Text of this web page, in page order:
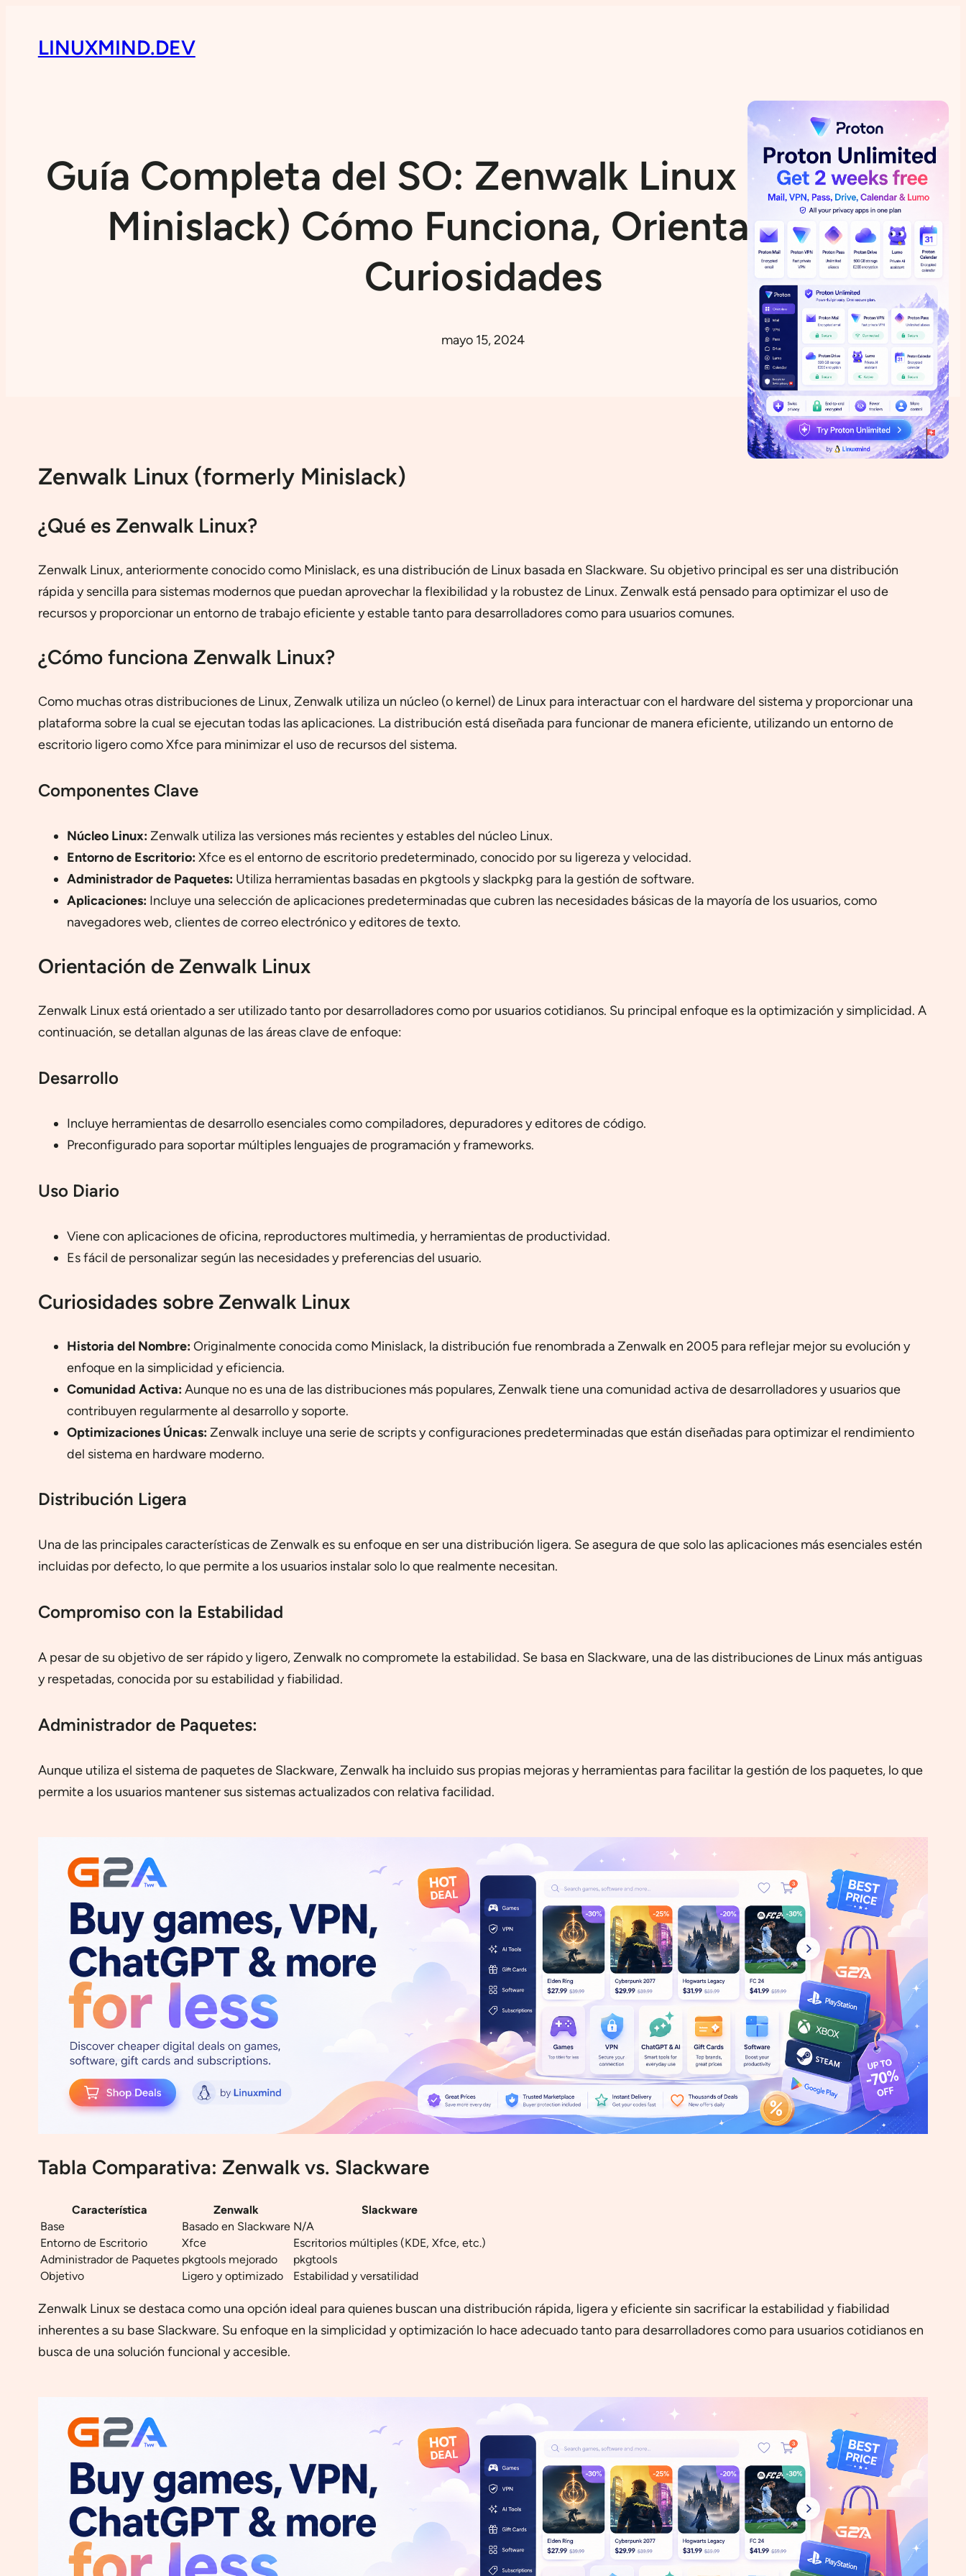
LINUXMIND.DEV
Guía Completa del SO: Zenwalk Linux (formerly
Minislack) Cómo Funciona, Orientación y
Curiosidades
mayo 15, 2024
Zenwalk Linux (formerly Minislack)
¿Qué es Zenwalk Linux?
Zenwalk Linux, anteriormente conocido como Minislack, es una distribución de Linux basada en Slackware. Su objetivo principal es ser una distribución
rápida y sencilla para sistemas modernos que puedan aprovechar la flexibilidad y la robustez de Linux. Zenwalk está pensado para optimizar el uso de
recursos y proporcionar un entorno de trabajo eficiente y estable tanto para desarrolladores como para usuarios comunes.
¿Cómo funciona Zenwalk Linux?
Como muchas otras distribuciones de Linux, Zenwalk utiliza un núcleo (o kernel) de Linux para interactuar con el hardware del sistema y proporcionar una
plataforma sobre la cual se ejecutan todas las aplicaciones. La distribución está diseñada para funcionar de manera eficiente, utilizando un entorno de
escritorio ligero como Xfce para minimizar el uso de recursos del sistema.
Componentes Clave
Núcleo Linux:Zenwalk utiliza las versiones más recientes y estables del núcleo Linux.
Entorno de Escritorio:Xfce es el entorno de escritorio predeterminado, conocido por su ligereza y velocidad.
Administrador de Paquetes:Utiliza herramientas basadas en pkgtools y slackpkg para la gestión de software.
Aplicaciones:Incluye una selección de aplicaciones predeterminadas que cubren las necesidades básicas de la mayoría de los usuarios, como
navegadores web, clientes de correo electrónico y editores de texto.
Orientación de Zenwalk Linux
Zenwalk Linux está orientado a ser utilizado tanto por desarrolladores como por usuarios cotidianos. Su principal enfoque es la optimización y simplicidad. A
continuación, se detallan algunas de las áreas clave de enfoque:
Desarrollo
Incluye herramientas de desarrollo esenciales como compiladores, depuradores y editores de código.
Preconfigurado para soportar múltiples lenguajes de programación y frameworks.
Uso Diario
Viene con aplicaciones de oficina, reproductores multimedia, y herramientas de productividad.
Es fácil de personalizar según las necesidades y preferencias del usuario.
Curiosidades sobre Zenwalk Linux
Historia del Nombre:Originalmente conocida como Minislack, la distribución fue renombrada a Zenwalk en 2005 para reflejar mejor su evolución y
enfoque en la simplicidad y eficiencia.
Comunidad Activa:Aunque no es una de las distribuciones más populares, Zenwalk tiene una comunidad activa de desarrolladores y usuarios que
contribuyen regularmente al desarrollo y soporte.
Optimizaciones Únicas:Zenwalk incluye una serie de scripts y configuraciones predeterminadas que están diseñadas para optimizar el rendimiento
del sistema en hardware moderno.
Distribución Ligera
Una de las principales características de Zenwalk es su enfoque en ser una distribución ligera. Se asegura de que solo las aplicaciones más esenciales estén
incluidas por defecto, lo que permite a los usuarios instalar solo lo que realmente necesitan.
Compromiso con la Estabilidad
A pesar de su objetivo de ser rápido y ligero, Zenwalk no compromete la estabilidad. Se basa en Slackware, una de las distribuciones de Linux más antiguas
y respetadas, conocida por su estabilidad y fiabilidad.
Administrador de Paquetes:
Aunque utiliza el sistema de paquetes de Slackware, Zenwalk ha incluido sus propias mejoras y herramientas para facilitar la gestión de los paquetes, lo que
permite a los usuarios mantener sus sistemas actualizados con relativa facilidad.
Tabla Comparativa: Zenwalk vs. Slackware
Característica Zenwalk
Slackware
Base
Basado en Slackware N/A
Entorno de Escritorio
Xfce
Escritorios múltiples (KDE, Xfce, etc.)
Administrador de Paquetes pkgtools mejorado
pkgtools
Objetivo
Ligero y optimizado Estabilidad y versatilidad
Zenwalk Linux se destaca como una opción ideal para quienes buscan una distribución rápida, ligera y eficiente sin sacrificar la estabilidad y fiabilidad
inherentes a su base Slackware. Su enfoque en la simplicidad y optimización lo hace adecuado tanto para desarrolladores como para usuarios cotidianos en
busca de una solución funcional y accesible.